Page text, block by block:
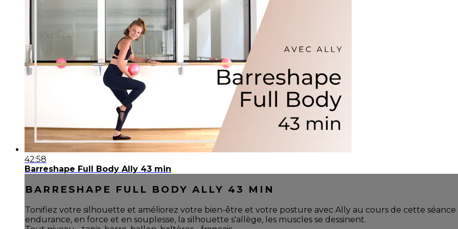
42:58
Barreshape Full Body Ally 43 min
BARRESHAPE FULL BODY ALLY 43 MIN
Tonifiez votre silhouette et améliorez votre bien-être et votre posture avec Ally au cours de cette séance
endurance, en force et en souplesse, la silhouette s'allège, les muscles se dessinent.